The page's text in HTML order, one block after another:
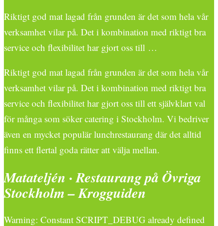
Riktigt god mat lagad från grunden är det som hela vår
verksamhet vilar på. Det i kombination med riktigt bra
service och flexibilitet har gjort oss till …
Riktigt god mat lagad från grunden är det som hela vår
verksamhet vilar på. Det i kombination med riktigt bra
service och flexibilitet har gjort oss till ett självklart val
för många som söker catering i Stockholm. Vi bedriver
även en mycket populär lunchrestaurang där det alltid
finns ett flertal goda rätter att välja mellan.
Matateljén · Restaurang på Övriga
Stockholm – Krogguiden
Warning: Constant SCRIPT_DEBUG already defined